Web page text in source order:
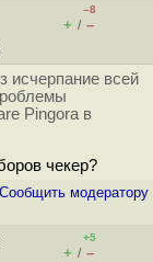
–8
+ / –
исчерпание всей
Pingora в
чекер?
Cообщить модератору
+5
+ / –